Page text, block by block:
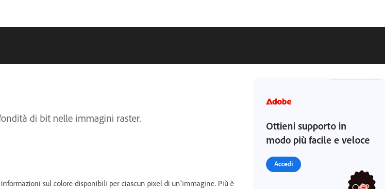
di bit nelle immagini raster.
sul colore disponibili per ciascun pixel di un’immagine. Più è
Ottieni supporto in
modo più facile e veloce
Accedi